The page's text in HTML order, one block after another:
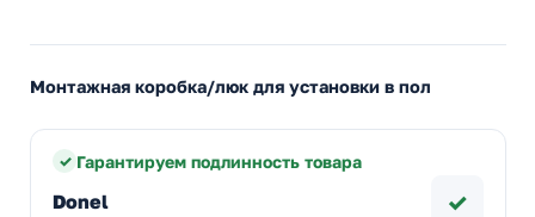
Монтажная коробка/люк для установки в пол
Гарантируем подлинность товара
Donel ✓